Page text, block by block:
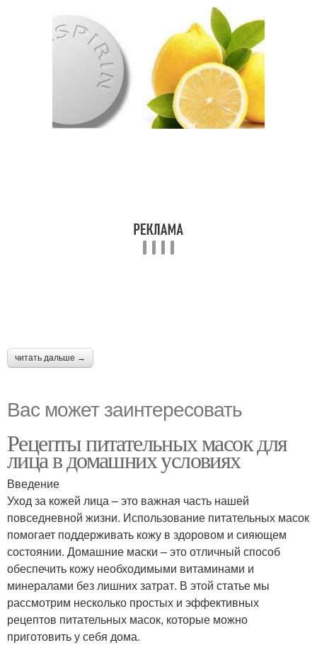
читать дальше →
Вас может заинтересовать
Рецепты питательных масок для
лица в домашних условиях
Введение
Уход за кожей лица – это важная часть нашей
повседневной жизни. Использование питательных масок
помогает поддерживать кожу в здоровом и сияющем
состоянии. Домашние маски – это отличный способ
обеспечить кожу необходимыми витаминами и
минералами без лишних затрат. В этой статье мы
рассмотрим несколько простых и эффективных
рецептов питательных масок, которые можно
приготовить у себя дома.